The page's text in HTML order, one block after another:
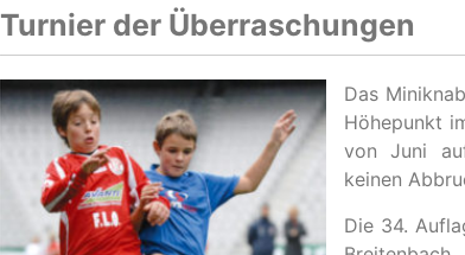
Turnier der Überraschungen
Das
Höhepunkt
von Juni
keinen
Die 34.